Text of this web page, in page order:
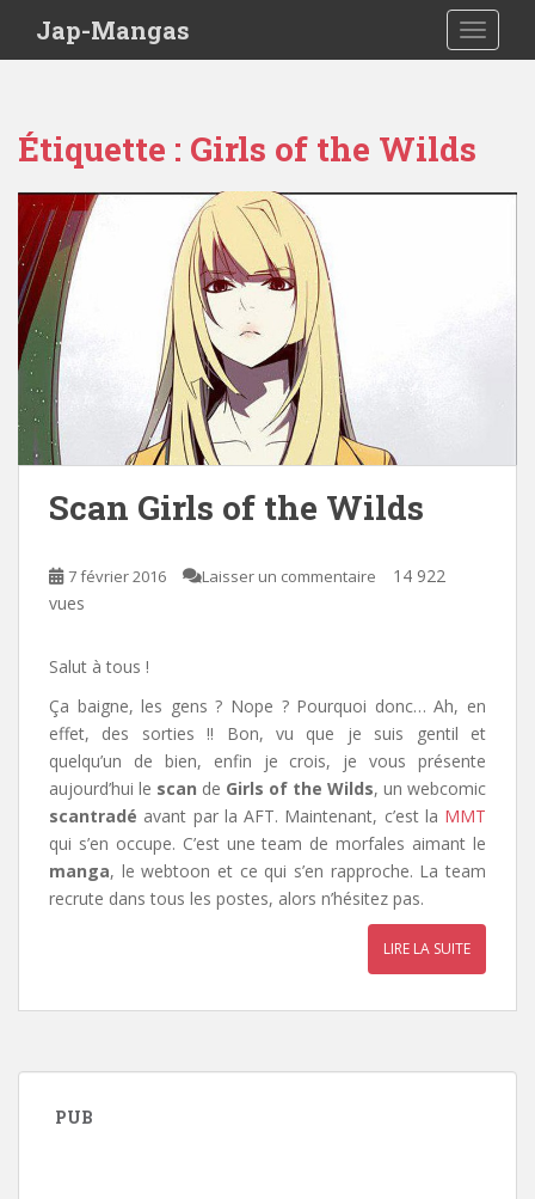
Jap-Mangas
Étiquette : Girls of the Wilds
Scan Girls of the Wilds
7 février 2016 Laisser un commentaire
14 922
vues
Salut à tous !
Ça baigne, les gens ? Nope ? Pourquoi donc… Ah, en
effet, des sorties !! Bon, vu que je suis gentil et
quelqu’un de bien, enfin je crois, je vous présente
aujourd’hui le scan de Girls of the Wilds, un webcomic
scantradé avant par la AFT. Maintenant, c’est la MMT
qui s’en occupe. C’est une team de morfales aimant le
manga, le webtoon et ce qui s’en rapproche. La team
recrute dans tous les postes, alors n’hésitez pas.
LIRE LA SUITE
PUB